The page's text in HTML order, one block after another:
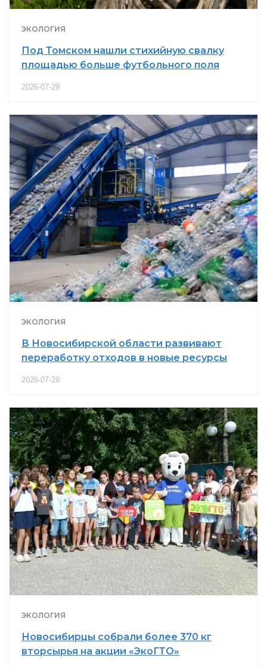
ЭКОЛОГИЯ
Под Томском нашли стихийную свалку
площадью больше футбольного поля
2026-07-29
ЭКОЛОГИЯ
В Новосибирской области развивают
переработку отходов в новые ресурсы
2026-07-29
ЭКОЛОГИЯ
Новосибирцы собрали более 370 кг
вторсырья на акции «ЭкоГТО»